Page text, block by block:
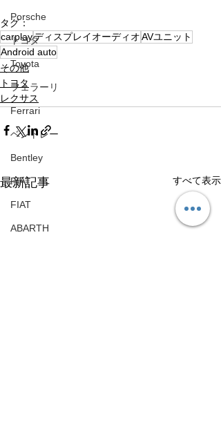
Porsche
トヨタ
Toyota
フェラーリ
Ferrari
ベントレー
Bentley
FIAT
FIAT
ABARTH
タグ：
carplayディスプレイオーディオAVユニット
Android auto
その他
トヨタ
レクサス
最新記事 すべて表示